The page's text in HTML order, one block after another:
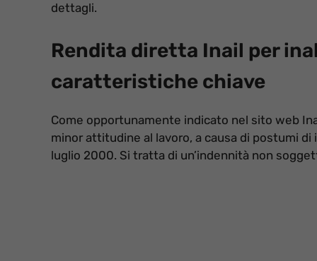
dettagli.
Rendita diretta Inail per
caratteristiche chiave
Come opportunamente indicato nel sito web
minor attitudine al lavoro, a causa di postumi
luglio 2000. Si tratta di un’indennità non